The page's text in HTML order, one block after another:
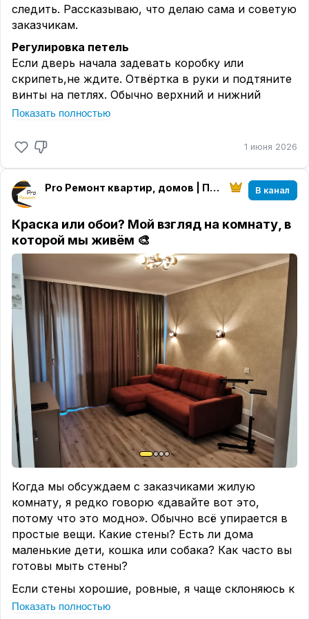
следить. Рассказываю, что делаю сама и советую
заказчикам.
Регулировка петель
Если дверь начала задевать коробку или
скрипеть,не ждите. Отвёртка в руки и подтяните
винты на петлях. Обычно верхний и нижний
винты отвечают за прижим, средний - за высоту.
этого достаточно.
Уплотнители
Резиновый уплотнитель со временем дубеет.
Чтобы он не трескался, раз в полгода протирайте
его силиконовой смазкой или обычным
глицерином. Дверь будет закрываться мягче, а
уплотнитель прослужит дольше.
Ручки и замки
Разболтались – подтяните крепёж. Заедает замок
– капните графитовой смазки в скважину.
Никакого масла, оно притягивает пыль.
Чего не делать
Не хлопайте дверьми. Не вешайте на ручки
тяжёлые пакеты. И если ставите ограничители,
следите, чтобы удар приходился в стену или в
саму дверь, а не в пол. Ограничители, которые
бьют в пол, со временем расшатывают дверную
коробку. Сами по себе они не вредны, вреден
неправильный монтаж.
Вот такая простая профилактика. Занимает 5
минут, а двери скажут спасибо. У вас что
скрипит или заедает? Делитесь в комментариях
👇
И да, если нужен качественный монтаж любых
дверей, пишите в личные сообщения. Дам
контакт нашего мастера, который знает своё
дело.
#ЛайфхакПонедельника #ремонт #двери #уход
Показать полностью
1 июня 2026
Pro Ремонт квартир, домов | Протвино, Серпухов В канал
Краска или обои? Мой взгляд на комнату, в
которой мы живём 🎨
Когда мы обсуждаем с заказчиками жилую
комнату, я редко говорю «давайте вот это,
потому что это модно». Обычно всё упирается в
простые вещи. Какие стены? Есть ли дома
маленькие дети, кошка или собака? Как часто вы
готовы мыть стены?
Если стены хорошие, ровные, я чаще склоняюсь к
покраске. Её можно обновить за пару дней, без
Показать полностью